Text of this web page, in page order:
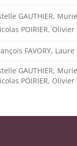
GAUTHIER,
POIRIER, Olivier
FAVORY, Laure
GAUTHIER,
POIRIER, Olivier